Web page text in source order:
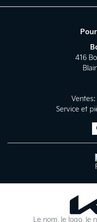
rangée : 2,314 L
Volume derrière la
416
Ventes:
Service et
Le nom, le logo, le